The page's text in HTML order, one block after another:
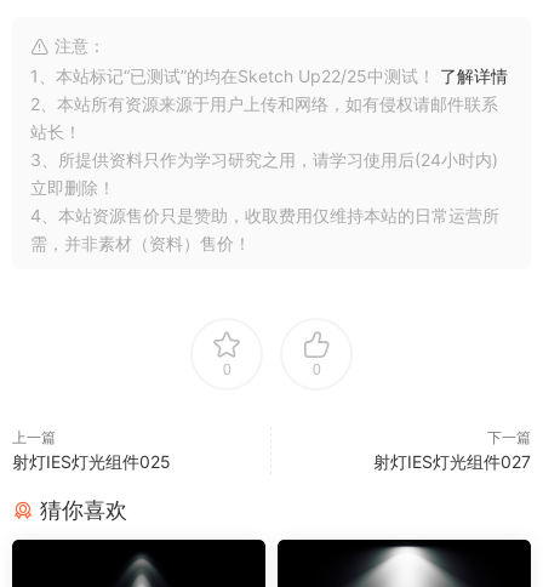
注意：
1、本站标记“已测试”的均在Sketch Up22/25中测试！ 了解详情
2、本站所有资源来源于用户上传和网络，如有侵权请邮件联系
站长！
3、所提供资料只作为学习研究之用，请学习使用后(24小时内)
立即删除！
4、本站资源售价只是赞助，收取费用仅维持本站的日常运营所
需，并非素材（资料）售价！
0 0
上一篇
射灯IES灯光组件025
下一篇
射灯IES灯光组件027
猜你喜欢